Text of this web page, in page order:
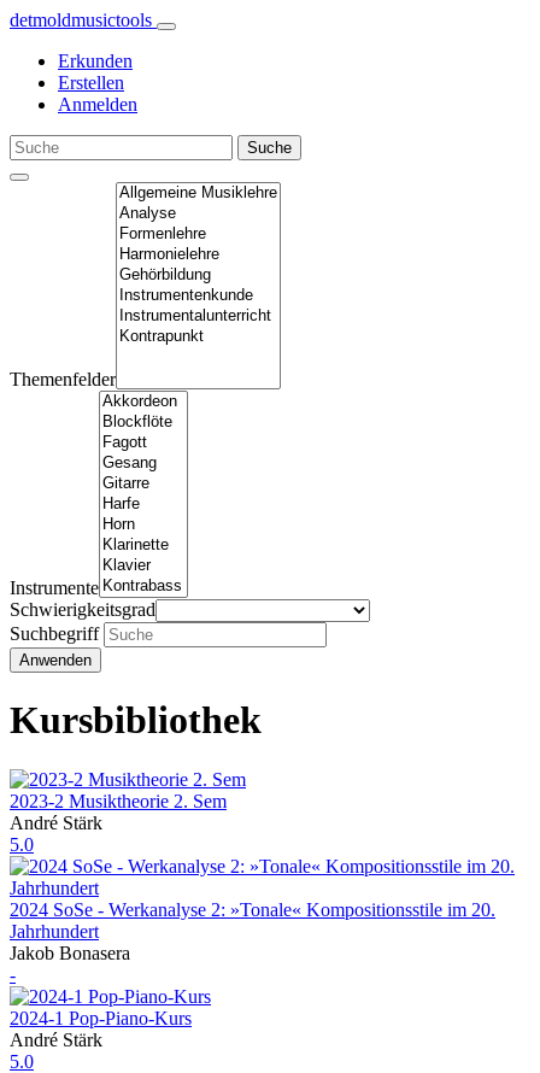
detmoldmusictools
Erkunden
Erstellen
Anmelden
Themenfelder
Instrumente
Schwierigkeitsgrad
Suchbegriff
Kursbibliothek
2023-2 Musiktheorie 2. Sem
André Stärk
5.0
2024 SoSe - Werkanalyse 2: »Tonale« Kompositionsstile im 20.
Jahrhundert
Jakob Bonasera
-
2024-1 Pop-Piano-Kurs
André Stärk
5.0